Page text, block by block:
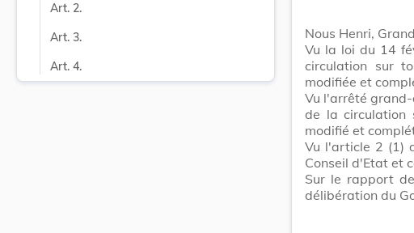
Art. 2.
Art. 3.
Art. 4.
Nous Henri,
Vu la loi du 14
circulation sur
modifiée et
Vu l'arrêté
de la circulation
modifié et
Vu l'article 2 (1)
Conseil d'Etat et
Sur le rapport
délibération du